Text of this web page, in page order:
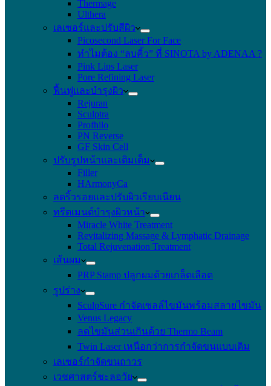
Thermage
Ulthera
เลเซอร์และปรับสีผิว
Picosecond Laser For Face
ทำไมต้อง “ลบคิ้ว” ที่ SINOTA by ADENAA ?
Pink Lips Laser
Pore Refining Laser
ฟื้นฟูและบำรุงผิว
Rejuran
Sculptra
Profhilo
PN Reverse
GF Skin Cell
ปรับรูปหน้าและเติมเต็ม
Filler
HArmonyCa
ลดริ้วรอยและปรับผิวเรียบเนียน
ทรีตเมนต์บำรุงผิวหน้า
Miracle White Treatment
Revitalizing Massage & Lymphatic Drainage
Total Rejuvenation Treatment
เส้นผม
PRP Stamp ปลูกผมด้วยเกล็ดเลือด
รูปร่าง
SculpSure กำจัดเซลล์ไขมันพร้อมสลายไขมัน
Venus Legacy
ลดไขมันส่วนเกินด้วย Thermo Beam
Twin Laser เหนือกว่าการกำจัดขนแบบเดิม
เลเซอร์กำจัดขนถาวร
เวชศาสตร์ชะลอวัย